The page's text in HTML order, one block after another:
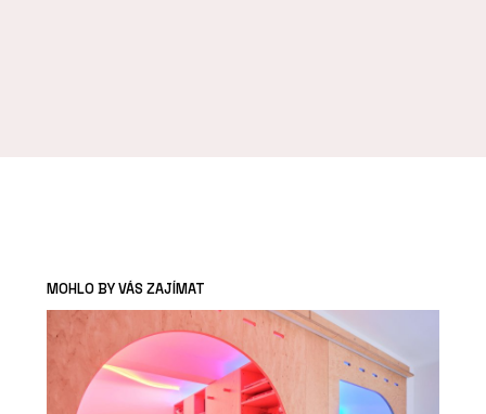
MOHLO BY VÁS ZAJÍMAT